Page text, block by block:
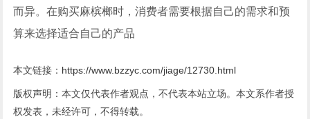
而异。在购买麻槟榔时，消费者需要根据自己的需求和预
算来选择适合自己的产品
本文链接： https://www.bzzyc.com/jiage/12730.html
版权声明：本文仅代表作者观点，不代表本站立场。本文系作者授
权发表，未经许可，不得转载。